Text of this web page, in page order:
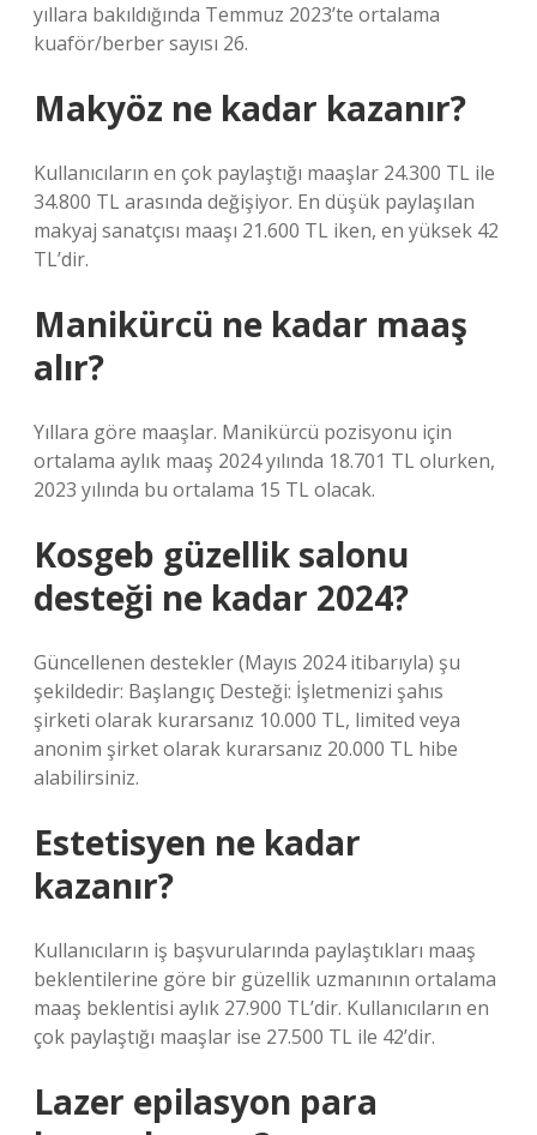
yıllara bakıldığında Temmuz 2023’te ortalama
kuaför/berber sayısı 26.
Makyöz ne kadar kazanır?
Kullanıcıların en çok paylaştığı maaşlar 24.300 TL ile
34.800 TL arasında değişiyor. En düşük paylaşılan
makyaj sanatçısı maaşı 21.600 TL iken, en yüksek 42
TL’dir.
Manikürcü ne kadar maaş
alır?
Yıllara göre maaşlar. Manikürcü pozisyonu için
ortalama aylık maaş 2024 yılında 18.701 TL olurken,
2023 yılında bu ortalama 15 TL olacak.
Kosgeb güzellik salonu
desteği ne kadar 2024?
Güncellenen destekler (Mayıs 2024 itibarıyla) şu
şekildedir: Başlangıç ​​Desteği: İşletmenizi şahıs
şirketi olarak kurarsanız 10.000 TL, limited veya
anonim şirket olarak kurarsanız 20.000 TL hibe
alabilirsiniz.
Estetisyen ne kadar
kazanır?
Kullanıcıların iş başvurularında paylaştıkları maaş
beklentilerine göre bir güzellik uzmanının ortalama
maaş beklentisi aylık 27.900 TL’dir. Kullanıcıların en
çok paylaştığı maaşlar ise 27.500 TL ile 42’dir.
Lazer epilasyon para